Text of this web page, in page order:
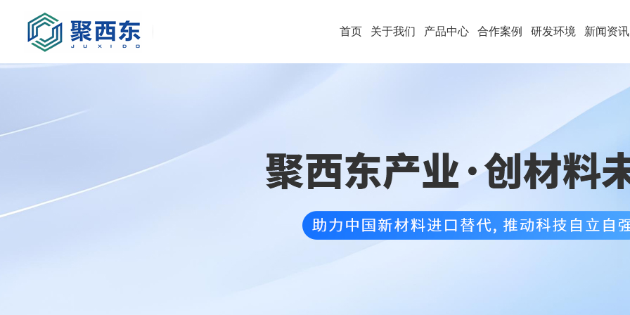
首页 关于我们 产品中心 合作案例 研发环境 新闻资讯